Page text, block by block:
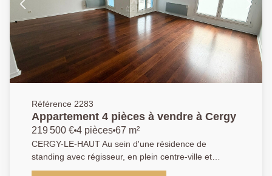
Référence 2283
Appartement 4 pièces à vendre à Cergy
219 500 € 4 pièces 67 m²
CERGY-LE-HAUT Au sein d'une résidence de
standing avec régisseur, en plein centre-ville et
proche de toutes les commodités, venez découvrir cet